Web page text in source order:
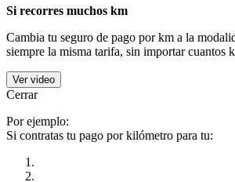
Si recorres muchos km
Cambia tu seguro de pago por km a la
siempre la misma tarifa, sin importar cuantos
Ver video
Cerrar
Por ejemplo:
Si contratas tu pago por kilómetro para tu: